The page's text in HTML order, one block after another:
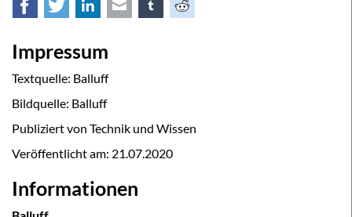
Facebook
TwitterLinkedInE-mail tumblrReddit
Impressum
Textquelle: Balluff
Bildquelle: Balluff
Publiziert von Technik und Wissen
Veröffentlicht am: 21.07.2020
Informationen